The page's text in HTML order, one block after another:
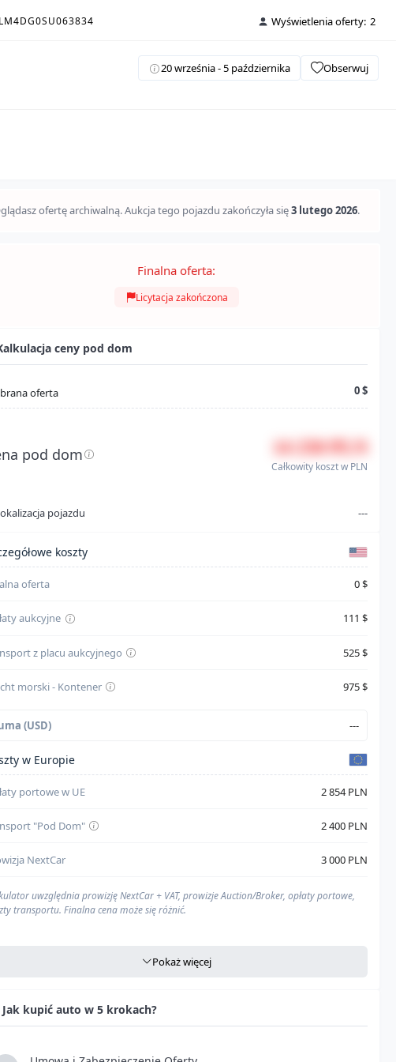
Wyświetlenia oferty: 2
20 września - 5 października Obserwuj
ofertę archiwalną. Aukcja tego pojazdu zakończyła się3 lutego 2026.
Finalna oferta:
Licytacja zakończona
ceny pod dom
oferta 0 $
pod dom 14 250 PLN
Całkowity koszt w PLN
pojazdu ---
kosztów
koszty
oferta 0 $
aukcyjne 111 $
z placu aukcyjnego 525 $
morski - Kontener 975 $
(USD) ---
w Europie
portowe w UE 2 854 PLN
"Pod Dom" 2 400 PLN
NextCar 3 000 PLN
uwzględnia prowizję NextCar + VAT, prowizje Auction/Broker, opłaty portowe,
transportu. Finalna cena może się różnić.
Pokaż więcej
Zawarte w"Opłaty portowe w UE"
Jak kupić auto w 5 krokach?